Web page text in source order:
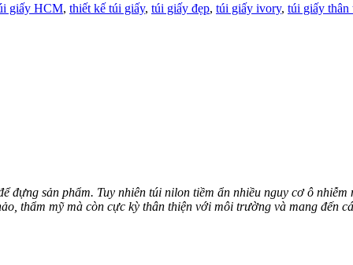
giấy HCM, thiết kế túi giấy, túi giấy đẹp, túi giấy ivory, túi giấy thân
đựng sản phẩm. Tuy nhiên túi nilon tiềm ẩn nhiều nguy cơ ô
thẩm mỹ mà còn cực kỳ thân thiện với môi trường và mang đến